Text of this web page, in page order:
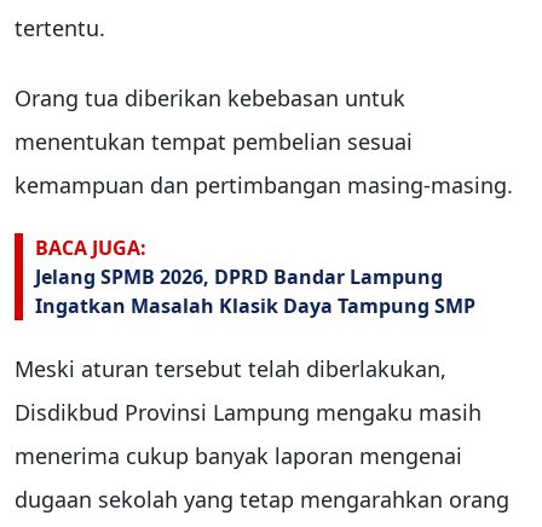
tertentu.
Orang tua diberikan kebebasan untuk
menentukan tempat pembelian sesuai
kemampuan dan pertimbangan masing-masing.
BACA JUGA:
Jelang SPMB 2026, DPRD Bandar Lampung
Ingatkan Masalah Klasik Daya Tampung SMP
Meski aturan tersebut telah diberlakukan,
Disdikbud Provinsi Lampung mengaku masih
menerima cukup banyak laporan mengenai
dugaan sekolah yang tetap mengarahkan orang